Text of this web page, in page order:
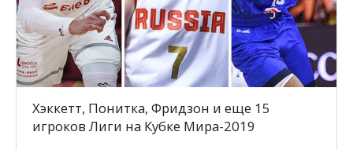
Хэккетт, Понитка, Фридзон и еще 15
игроков Лиги на Кубке Мира-2019